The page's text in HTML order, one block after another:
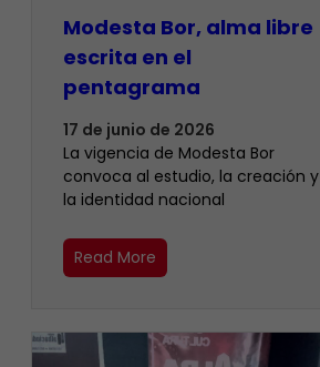
Modesta Bor, alma libre
escrita en el
pentagrama
17 de junio de 2026
La vigencia de Modesta Bor
convoca al estudio, la creación y
la identidad nacional
Read More